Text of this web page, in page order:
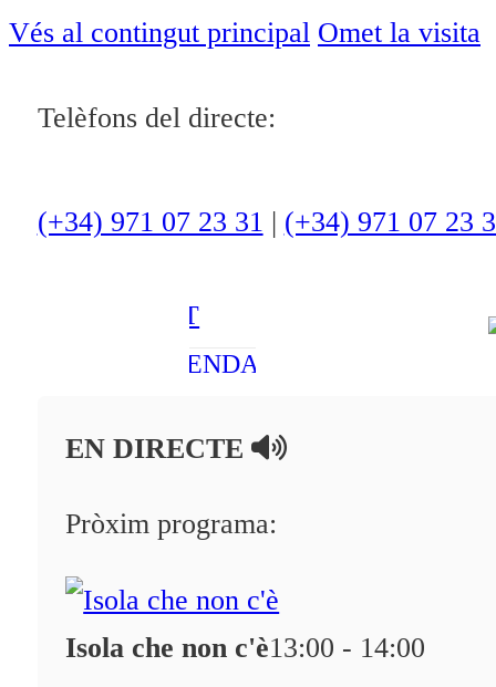
Vés al contingut principal Omet la visita
Telèfons del directe:
(+34) 971 07 23 31 | (+34) 971 07 23
ACTUALITAT
OCI
ENTREVISTES
AMBIENT
AGENDA
A la Carta
Programació
Fes-te'n soci!
EN DIRECTE
Pròxim programa:
Isola che non c'è13:00 - 14:00